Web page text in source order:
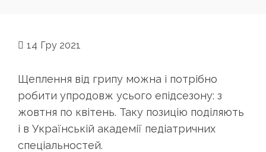
14 Гру 2021
Щеплення від грипу можна і потрібно
робити упродовж усього епідсезону: з
жовтня по квітень. Таку позицію поділяють
і в Українській академії педіатричних
спеціальностей.